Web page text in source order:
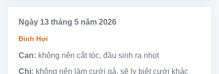
Ngày 13 tháng 5 năm 2026
Đinh Hợi
Can: không nên cắt tóc, đầu sinh ra nhọt
Chi: không nên làm cưới gả, sẽ ly biệt cưới khác